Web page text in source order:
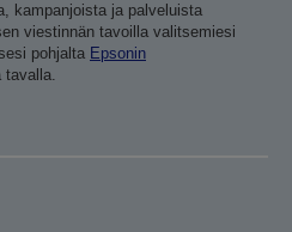
kampanjoista ja palveluista
viestinnän tavoilla valitsemiesi
pohjalta Epsonin
tavalla.